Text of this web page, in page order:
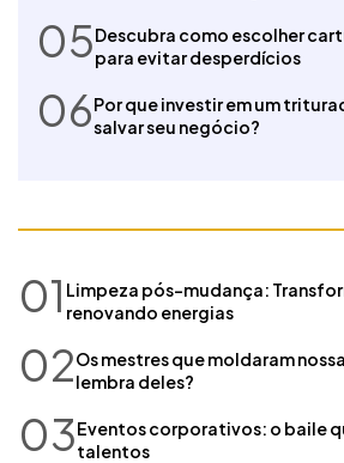
05Descubra como escolher
para evitar desperdícios
06Por que investir em um
salvar seu negócio?
01 Limpeza pós-mudança:
renovando energias
02Os mestres que moldaram
lembra deles?
03Eventos corporativos: o baile
talentos